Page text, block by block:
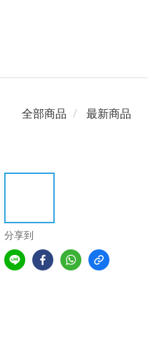
全部商品 最新商品
分享到